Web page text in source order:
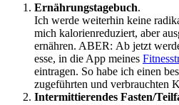
Ernährungstagebuch.
Ich werde weiterhin keine
mich kalorienreduziert, aber
ernähren. ABER: Ab jetzt
esse, in die App meines
eintragen. So habe ich einen
zugeführten und verbrauchten
Intermittierendes Fasten/